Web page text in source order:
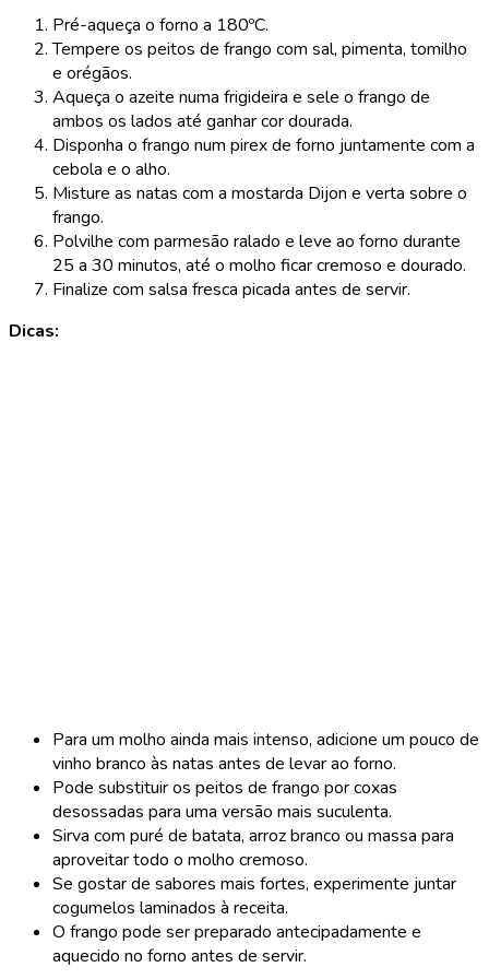
Pré-aqueça o forno a 180ºC.
Tempere os peitos de frango com sal, pimenta, tomilho
e orégãos.
Aqueça o azeite numa frigideira e sele o frango de
ambos os lados até ganhar cor dourada.
Disponha o frango num pirex de forno juntamente com a
cebola e o alho.
Misture as natas com a mostarda Dijon e verta sobre o
frango.
Polvilhe com parmesão ralado e leve ao forno durante
25 a 30 minutos, até o molho ficar cremoso e dourado.
Finalize com salsa fresca picada antes de servir.
Dicas:
Para um molho ainda mais intenso, adicione um pouco de
vinho branco às natas antes de levar ao forno.
Pode substituir os peitos de frango por coxas
desossadas para uma versão mais suculenta.
Sirva com puré de batata, arroz branco ou massa para
aproveitar todo o molho cremoso.
Se gostar de sabores mais fortes, experimente juntar
cogumelos laminados à receita.
O frango pode ser preparado antecipadamente e
aquecido no forno antes de servir.